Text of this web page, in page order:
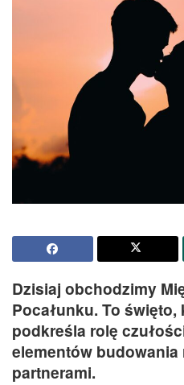
Dzisiaj obchodzimy
Pocałunku. To
podkreśla rolę
elementów
partnerami.